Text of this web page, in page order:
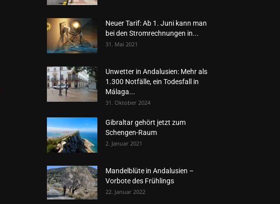
Neuer Tarif: Ab 1. Juni kann man
bei den Stromrechnungen in...
31. Mai 2021
Unwetter in Andalusien: Mehr als
1.300 Notfälle, ein Todesfall in
Málaga...
31. Oktober 2024
Gibraltar gehört jetzt zum
Schengen-Raum
2. Januar 2021
Mandelblüte in Andalusien –
Vorbote des Frühlings
22. Januar 2022